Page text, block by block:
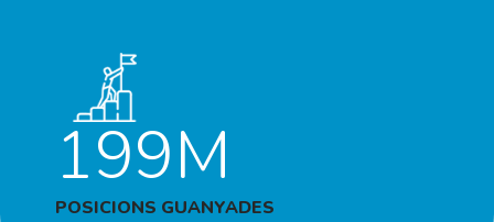
199M
POSICIONS GUANYADES